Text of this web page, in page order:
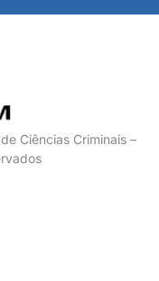
Ciências Criminais –